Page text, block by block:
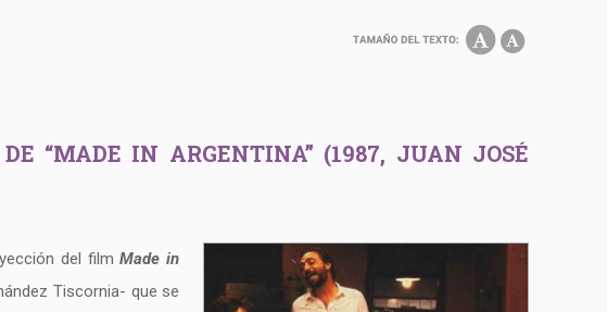
“MADE IN ARGENTINA” (1987, JUAN JOSÉ
del filmMade in
Tiscornia- que se